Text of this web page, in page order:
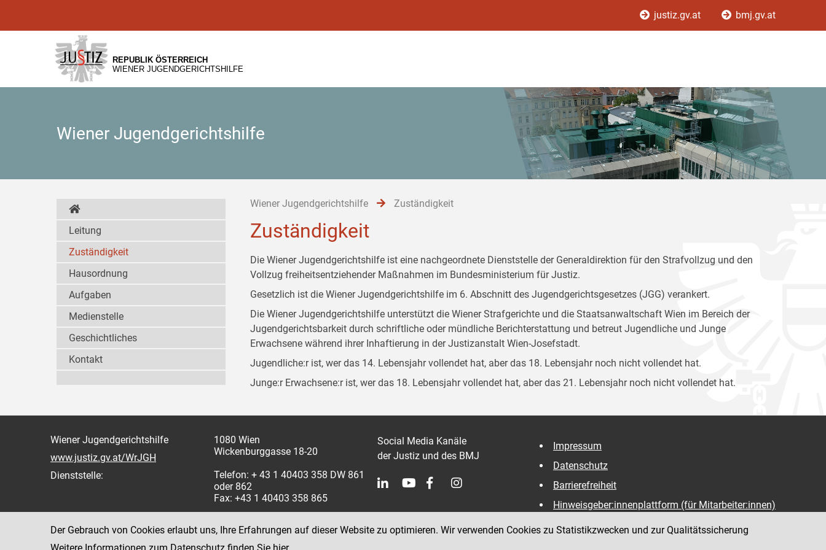
[1]
[2]
[3]
justiz.gv.at bmj.gv.at
REPUBLIK ÖSTERREICH
WIENER JUGENDGERICHTSHILFE
Wiener Jugendgerichtshilfe
Wiener Jugendgerichtshilfe Zuständigkeit
Zuständigkeit
Die Wiener Jugendgerichtshilfe ist eine nachgeordnete Dienststelle der Generaldirektion für den Strafvollzug und den
Vollzug freiheitsentziehender Maßnahmen im Bundesministerium für Justiz.
Gesetzlich ist die Wiener Jugendgerichtshilfe im 6. Abschnitt des Jugendgerichtsgesetzes (JGG) verankert.
Die Wiener Jugendgerichtshilfe unterstützt die Wiener Strafgerichte und die Staatsanwaltschaft Wien im Bereich der
Jugendgerichtsbarkeit durch schriftliche oder mündliche Berichterstattung und betreut Jugendliche und Junge
Erwachsene während ihrer Inhaftierung in der Justizanstalt Wien-Josefstadt.
Jugendliche:r ist, wer das 14. Lebensjahr vollendet hat, aber das 18. Lebensjahr noch nicht vollendet hat.
Junge:r Erwachsene:r ist, wer das 18. Lebensjahr vollendet hat, aber das 21. Lebensjahr noch nicht vollendet hat.
Leitung
Zuständigkeit
Hausordnung
Aufgaben
Medienstelle
Geschichtliches
Kontakt
Wiener Jugendgerichtshilfe
www.justiz.gv.at/WrJGH
Dienststelle:
1080 Wien
Wickenburggasse 18-20
Telefon: + 43 1 40403 358 DW 861
oder 862
Fax: +43 1 40403 358 865
Social Media Kanäle
der Justiz und des BMJ
Impressum
Datenschutz
Barrierefreiheit
Hinweisgeber:innenplattform (für Mitarbeiter:innen)
Der Gebrauch von Cookies erlaubt uns, Ihre Erfahrungen auf dieser Website zu optimieren. Wir verwenden Cookies zu Statistikzwecken und zur Qualitätssicherung